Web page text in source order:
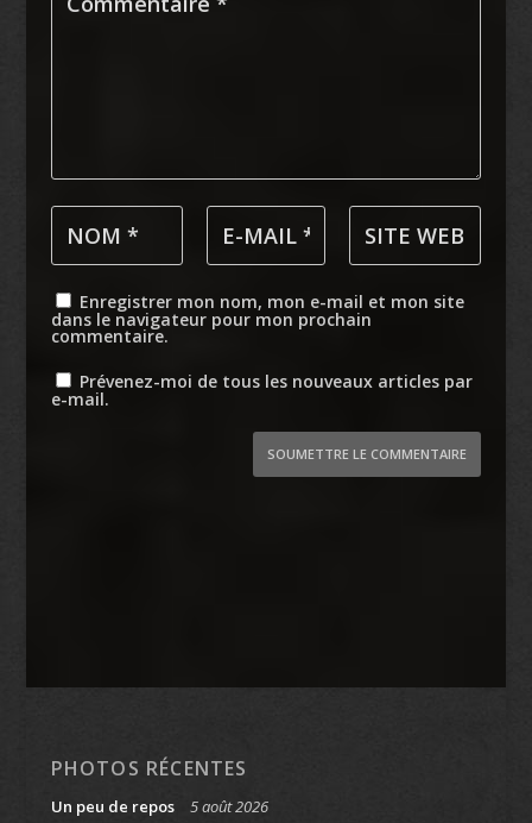
Enregistrer mon nom, mon e-mail et mon site
dans le navigateur pour mon prochain
commentaire.
Prévenez-moi de tous les nouveaux articles par
e-mail.
SOUMETTRE LE COMMENTAIRE
PHOTOS RÉCENTES
Un peu de repos 5 août 2026